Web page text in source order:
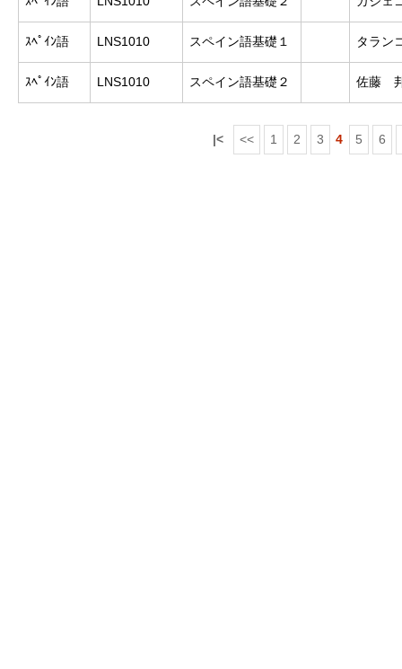
ｽﾍﾟｲﾝ語 LNS1010 スペイン語基礎１ タラン
ｽﾍﾟｲﾝ語 LNS1010 スペイン語基礎２ 佐藤
|< << 1 2 3 4 5 6